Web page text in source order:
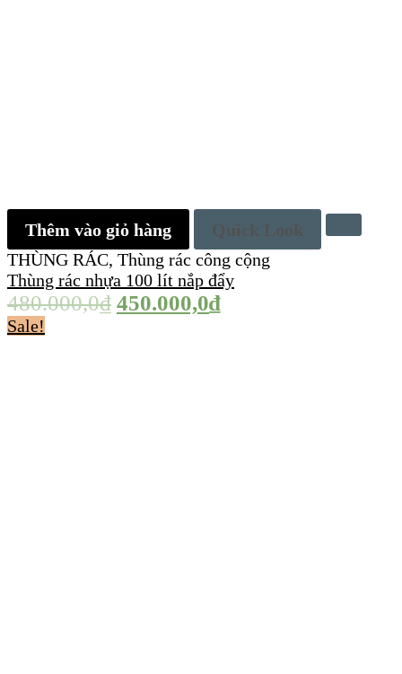
Thêm vào giỏ hàng
Quick Look
THÙNG RÁC, Thùng rác công cộng
Thùng rác nhựa 100 lít nắp đẩy
480.000,0₫ 450.000,0₫
Sale!